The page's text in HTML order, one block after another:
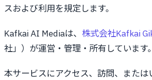
スおよび利用を規定します。
Kafkai AI Mediaは、 株式会社Kafkai
社」）が運営・管理・所有しています。
本サービスにアクセス、訪問、または